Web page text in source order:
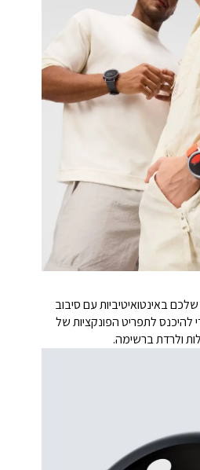
נווטו ושלטו בשעון Pro 2 שלכם באינטואיטיביות עם סיבוב
לתפריט הפונקציות של
ולרדת ברשימה.